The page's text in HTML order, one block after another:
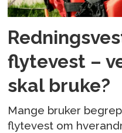
flytevest –
skal bruke?
Mange bruker
flytevest om